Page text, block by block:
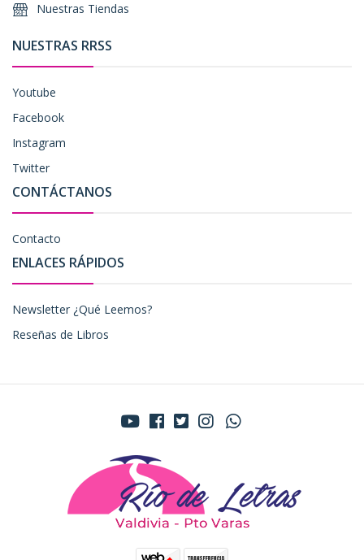
Nuestras Tiendas
NUESTRAS RRSS
Youtube
Facebook
Instagram
Twitter
CONTÁCTANOS
Contacto
ENLACES RÁPIDOS
Newsletter ¿Qué Leemos?
Reseñas de Libros